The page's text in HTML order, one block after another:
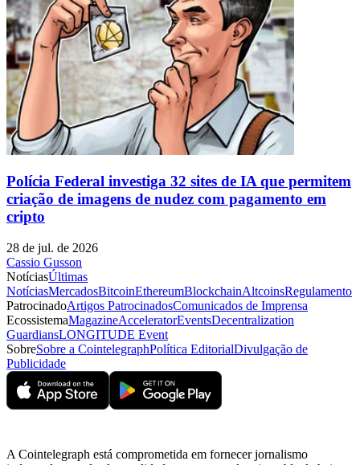
Polícia Federal investiga 32 sites de IA que permitem
criação de imagens de nudez com pagamento em
cripto
28 de jul. de 2026
Cassio Gusson
NotíciasÚltimas
NotíciasMercadosBitcoinEthereumBlockchainAltcoinsRegulamento
PatrocinadoArtigos PatrocinadosComunicados de Imprensa
EcossistemaMagazineAcceleratorEventsDecentralization
GuardiansLONGITUDE Event
SobreSobre a CointelegraphPolítica EditorialDivulgação de
Publicidade
A Cointelegraph está comprometida em fornecer jornalismo